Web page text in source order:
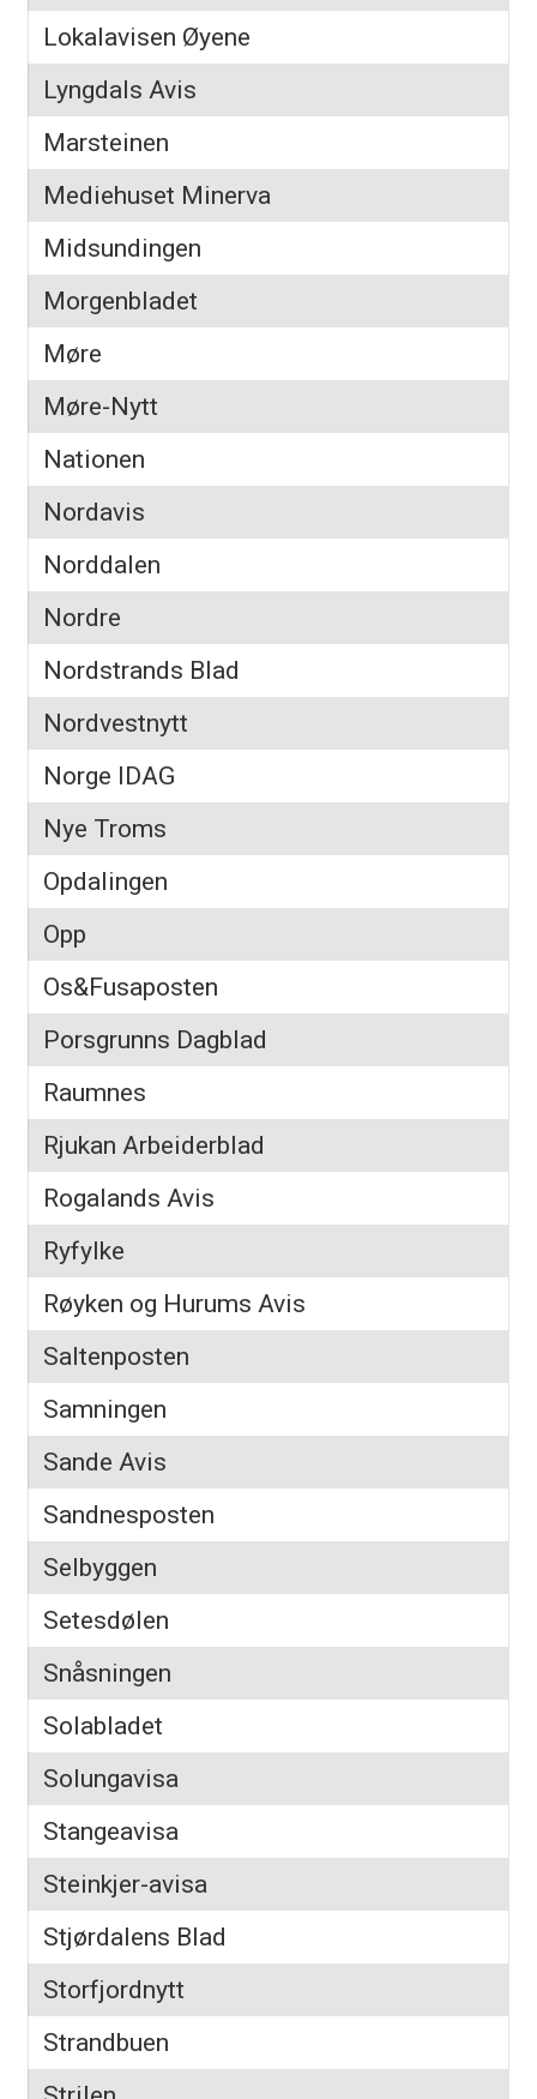
Lokalavisen Øyene
Lyngdals Avis
Marsteinen
Mediehuset Minerva
Midsundingen
Morgenbladet
Møre
Møre-Nytt
Nationen
Nordavis
Norddalen
Nordre
Nordstrands Blad
Nordvestnytt
Norge IDAG
Nye Troms
Opdalingen
Opp
Os&Fusaposten
Porsgrunns Dagblad
Raumnes
Rjukan Arbeiderblad
Rogalands Avis
Ryfylke
Røyken og Hurums Avis
Saltenposten
Samningen
Sande Avis
Sandnesposten
Selbyggen
Setesdølen
Snåsningen
Solabladet
Solungavisa
Stangeavisa
Steinkjer-avisa
Stjørdalens Blad
Storfjordnytt
Strandbuen